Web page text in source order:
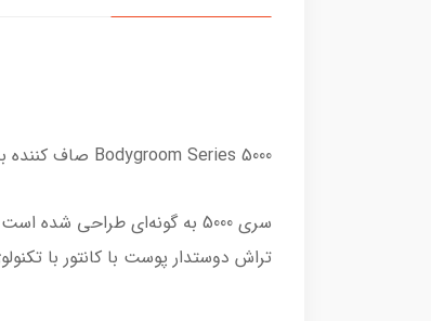
Bodygroom Series 5000 صاف کننده بدن فیلیپس مدل BG5021/15:
سری 5000 به گونه‌ای
تراش دوستدار پوست با کانتور با تکنولوژی 2 بعدی استفاده کنید یا با شانه های 2، 3 یا 5 میلی متری